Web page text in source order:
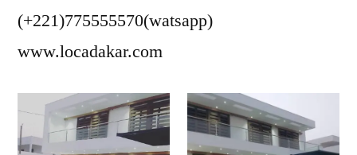
(+221)775555570(watsapp)
www.locadakar.com